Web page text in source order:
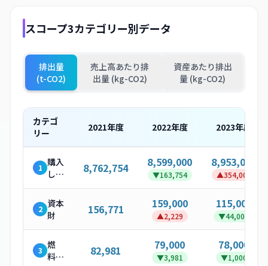
スコープ3カテゴリー別データ
排出量
(t-CO2)
売上高あたり排
出量 (kg-CO2)
資産あたり排出
量 (kg-CO2)
カテゴ
リー
2021年度 2022年度 2023年度
1 購入
した
製
品・
サー
ビス
8,762,754 8,599,000
▼163,754
8,953,000
▲354,000
2 資本
財
156,771 159,000
▲2,229
115,000
▼44,000
3 燃
料・
82,981 79,000
▼3,981
78,000
▼1,000